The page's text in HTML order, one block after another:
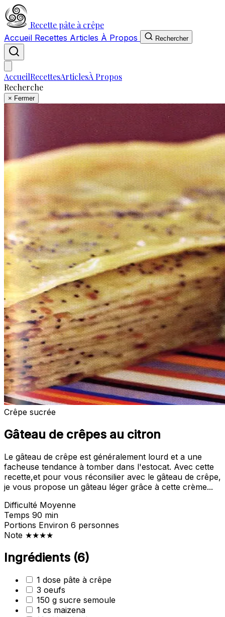
Recette pâte à crêpe
Accueil Recettes Articles À Propos Rechercher
AccueilRecettesArticlesÀ Propos
Recherche
× Fermer
Crêpe sucrée
Gâteau de crêpes au citron
Le gâteau de crêpe est généralement lourd et a une
facheuse tendance à tomber dans l'estocat. Avec cette
recette,et pour vous réconsilier avec le gâteau de crêpe,
je vous propose un gâteau léger grâce à cette crème...
Difficulté Moyenne
Temps 90 min
Portions Environ 6 personnes
Note ★★★★
Ingrédients (6)
1 dose pâte à crêpe
3 oeufs
150 g sucre semoule
1 cs maizena